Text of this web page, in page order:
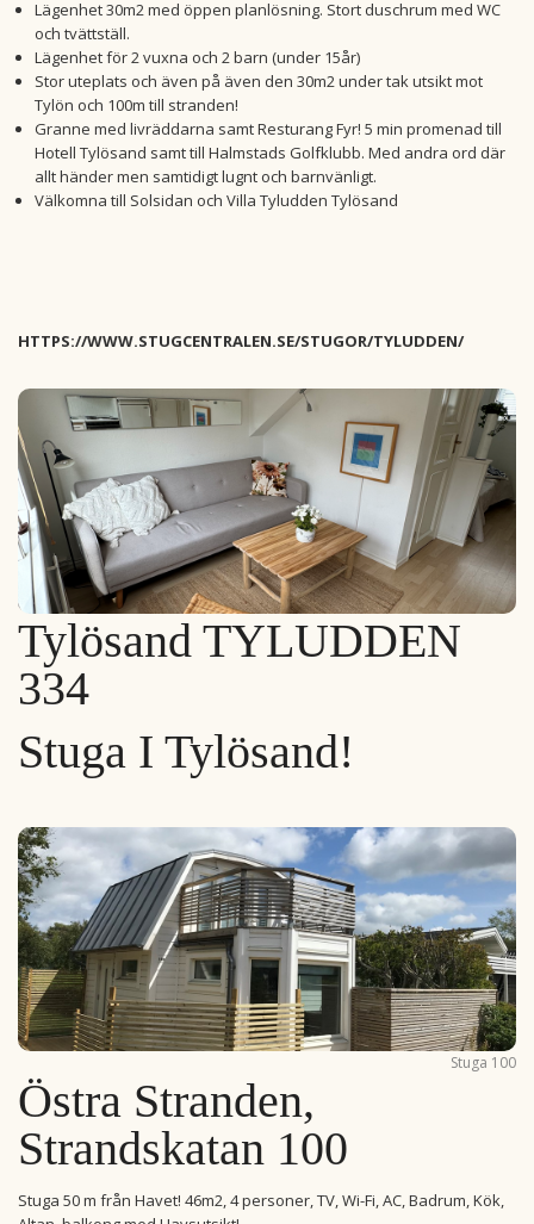
Lägenhet 30m2 med öppen planlösning. Stort duschrum med WC
och tvättställ.
Lägenhet för 2 vuxna och 2 barn (under 15år)
Stor uteplats och även på även den 30m2 under tak utsikt mot
Tylön och 100m till stranden!
Granne med livräddarna samt Resturang Fyr! 5 min promenad till
Hotell Tylösand samt till Halmstads Golfklubb. Med andra ord där
allt händer men samtidigt lugnt och barnvänligt.
Välkomna till Solsidan och Villa Tyludden Tylösand
HTTPS://WWW.STUGCENTRALEN.SE/STUGOR/TYLUDDEN/
Tylösand TYLUDDEN
334
Stuga I Tylösand!
Stuga 100
Östra Stranden,
Strandskatan 100
Stuga 50 m från Havet! 46m2, 4 personer, TV, Wi-Fi, AC, Badrum, Kök,